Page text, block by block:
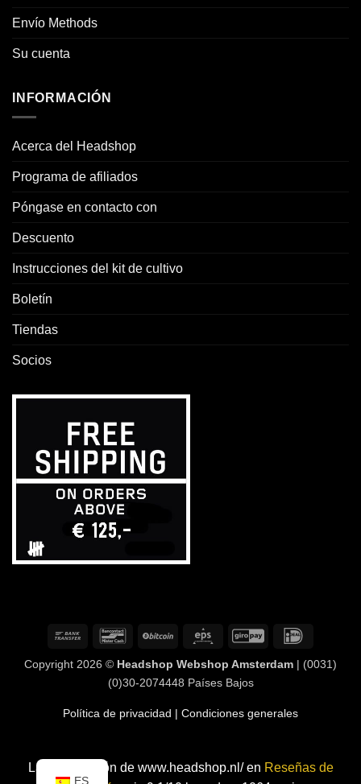
Envío Methods
Su cuenta
INFORMACIÓN
Acerca del Headshop
Programa de afiliados
Póngase en contacto con
Descuento
Instrucciones del kit de cultivo
Boletín
Tiendas
Socios
TransferenciaBancontactBitCoin Eps GiroPay
Copyright 2026 © Headshop Webshop Amsterdam | (0031)
(0)30-2074448 Países Bajos
Política de privacidad | Condiciones generales
La clasificación de www.headshop.nl/ en Reseñas de
ES